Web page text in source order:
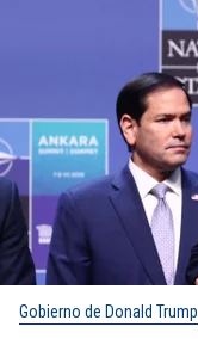
Gobierno de Donald Trump